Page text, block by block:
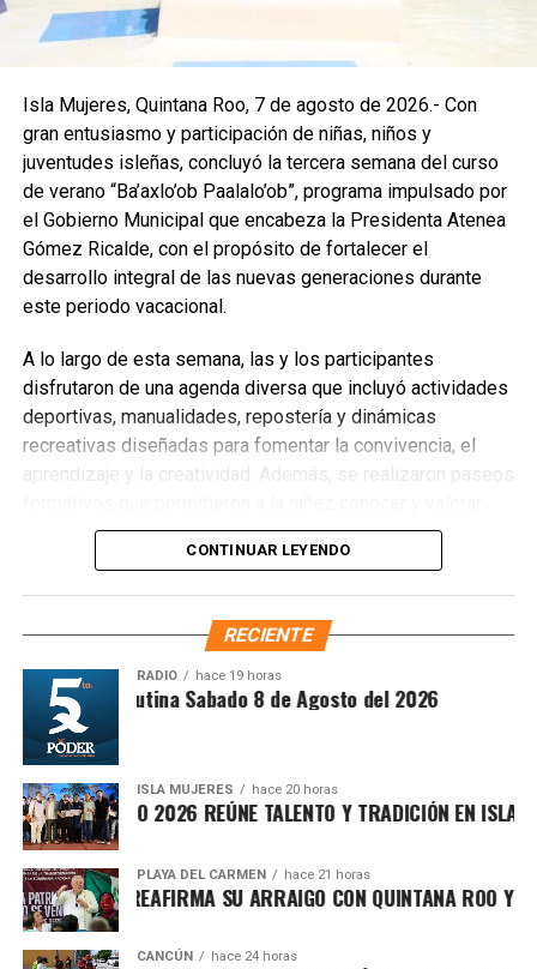
actividades fortalecen la convivencia familiar, impulsan el
talento local y consolidan espacios donde la cultura, los
sabores y la participación ciudadana se integran en las
festividades del municipio. Con acciones como esta, Isla
Mujeres reafirma su compromiso de preservar sus
tradiciones y promover el valor de su gastronomía como
parte esencial de su identidad.
Fuente: 5to Poder Agencia de Noticias
Recibe las noticias al instante
Únete al canal oficial de WhatsApp de
Quinto Poder y recibe las noticias más
importantes de Quintana Roo directamente
en tu teléfono.
Unirme al canal de WhatsApp
Isla Mujeres, Quintana Roo, 7 de agosto de 2026.- Con
gran entusiasmo y participación de niñas, niños y
juventudes isleñas, concluyó la tercera semana del curso
de verano “Ba’axlo’ob Paalalo’ob”, programa impulsado por
el Gobierno Municipal que encabeza la Presidenta Atenea
Gómez Ricalde, con el propósito de fortalecer el
desarrollo integral de las nuevas generaciones durante
este periodo vacacional.
A lo largo de esta semana, las y los participantes
disfrutaron de una agenda diversa que incluyó actividades
deportivas, manualidades, repostería y dinámicas
recreativas diseñadas para fomentar la convivencia, el
aprendizaje y la creatividad. Además, se realizaron paseos
espacios emblemáticos del municipio, reforzando su
sentido de identidad y pertenencia.
CONTINUAR LEYENDO
RECIENTE
RADIO hace 19 horas
Síntesis Matutina Sabado 8 de Agosto del 2026
ISLA MUJERES hace 20 horas
ISLEÑO 2026 REÚNE TALENTO Y TRADICIÓN EN ISLA
PLAYA DEL CARMEN hace 21 horas
MARÍN REAFIRMA SU ARRAIGO CON QUINTANA ROO Y
CANCÚN hace 24 horas